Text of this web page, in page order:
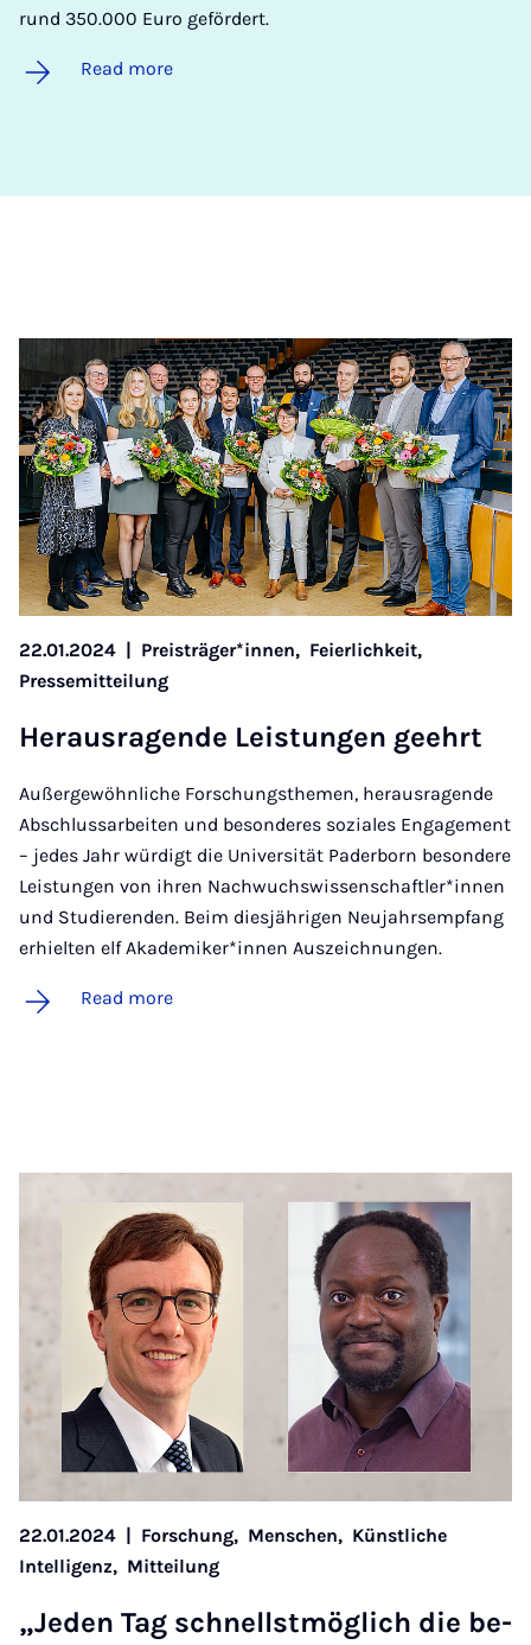
rund 350.000 Euro gefördert.
Read more
22.01.2024 | Preisträger*innen, Feierlichkeit,
Pressemitteilung
Heraus­ra­gende Leis­tun­gen geehrt
Außergewöhnliche Forschungsthemen, herausragende
Abschlussarbeiten und besonderes soziales Engagement
– jedes Jahr würdigt die Universität Paderborn besondere
Leistungen von ihren Nachwuchswissenschaftler*innen
und Studierenden. Beim diesjährigen Neujahrsempfang
erhielten elf Akademiker*innen Auszeichnungen.
Read more
22.01.2024 | Forschung, Menschen, Künstliche
Intelligenz, Mitteilung
„Jeden Tag schnell­st­mög­lich die be­